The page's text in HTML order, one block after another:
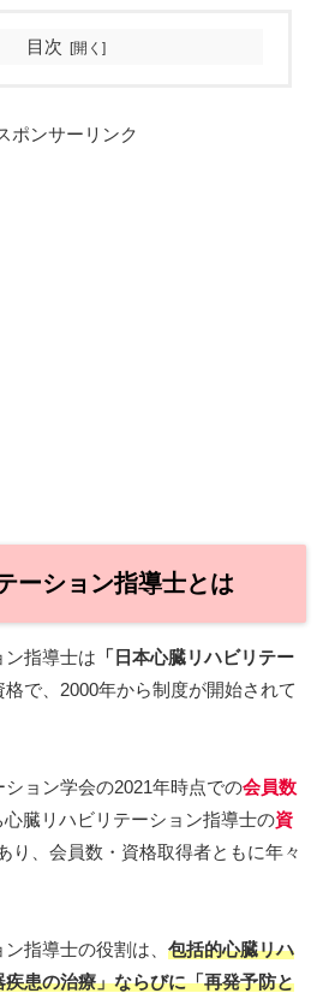
目次
ポンサーリンク
ーション指導士とは
ン指導士は 「日本心臓リハビリテー
格で、2000年から制度が開始されて
ョン学会の2021年時点での会員数
心臓リハビリテーション指導士の資
り、会員数・資格取得者ともに年々
指導士の役割は、 包括的心臓リハ
疾患の治療」ならびに「再発予防と